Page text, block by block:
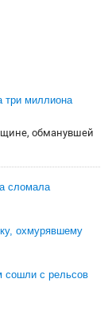
три миллиона
обманувшей
сломала
охмурявшему
сошли с рельсов